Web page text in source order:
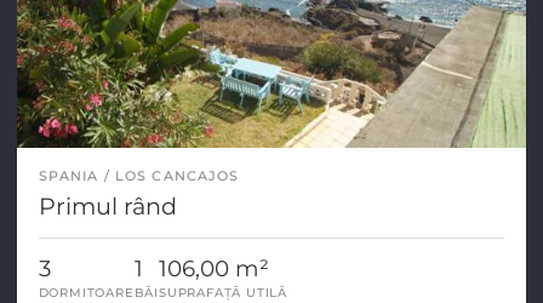
SPANIA LOS CANCAJOS
Primul rând
3
DORMITOARE
1
BĂI
106,00 m²
SUPRAFAȚĂ UTILĂ